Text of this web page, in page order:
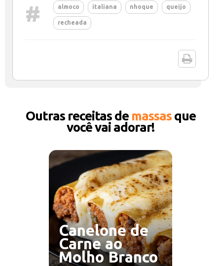
# almoco italiana nhoque queijo
recheada
Outras receitas de massasque
você vai adorar!
Canelone de
Carne ao
Molho Branco